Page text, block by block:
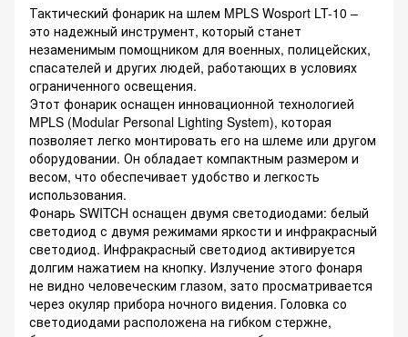
Тактический фонарик на шлем MPLS Wosport LT-10 –
это надежный инструмент, который станет
незаменимым помощником для военных, полицейских,
спасателей и других людей, работающих в условиях
ограниченного освещения.
Этот фонарик оснащен инновационной технологией
MPLS (Modular Personal Lighting System), которая
позволяет легко монтировать его на шлеме или другом
оборудовании. Он обладает компактным размером и
весом, что обеспечивает удобство и легкость
использования.
Фонарь SWITCH оснащен двумя светодиодами: белый
светодиод с двумя режимами яркости и инфракрасный
светодиод. Инфракрасный светодиод активируется
долгим нажатием на кнопку. Излучение этого фонаря
не видно человеческим глазом, зато просматривается
через окуляр прибора ночного видения. Головка со
светодиодами расположена на гибком стержне,